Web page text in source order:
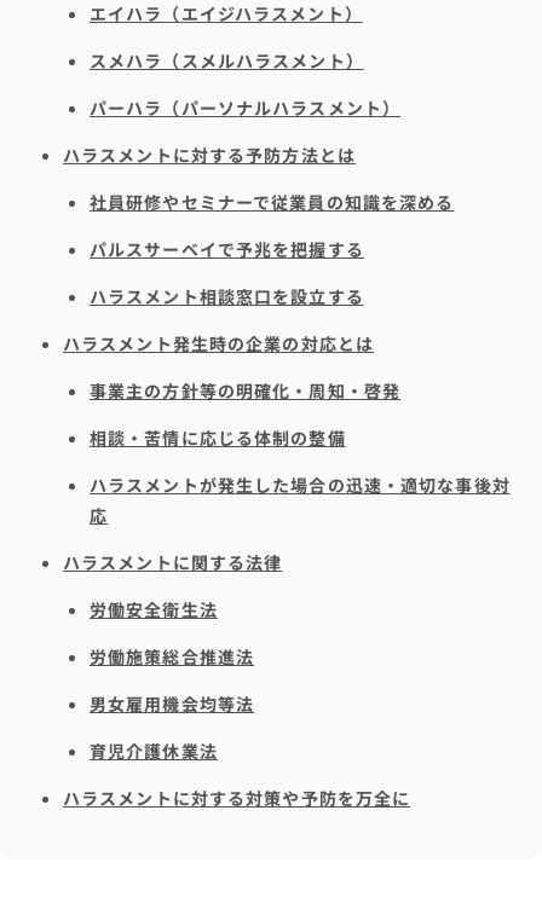
エイハラ（エイジハラスメント）
スメハラ（スメルハラスメント）
パーハラ（パーソナルハラスメント）
ハラスメントに対する予防方法とは
社員研修やセミナーで従業員の知識を深める
パルスサーベイで予兆を把握する
ハラスメント相談窓口を設立する
ハラスメント発生時の企業の対応とは
事業主の方針等の明確化・周知・啓発
相談・苦情に応じる体制の整備
ハラスメントが発生した場合の迅速・適切な事後対
応
ハラスメントに関する法律
労働安全衛生法
労働施策総合推進法
男女雇用機会均等法
育児介護休業法
ハラスメントに対する対策や予防を万全に